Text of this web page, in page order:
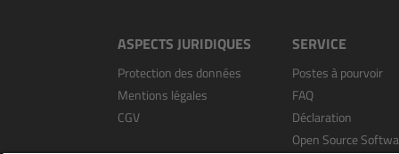
ASPECTS JURIDIQUES
Protection des données
Mentions légales
CGV
SERVICE
Postes à pourvoir
FAQ
Déclaration
Open Source